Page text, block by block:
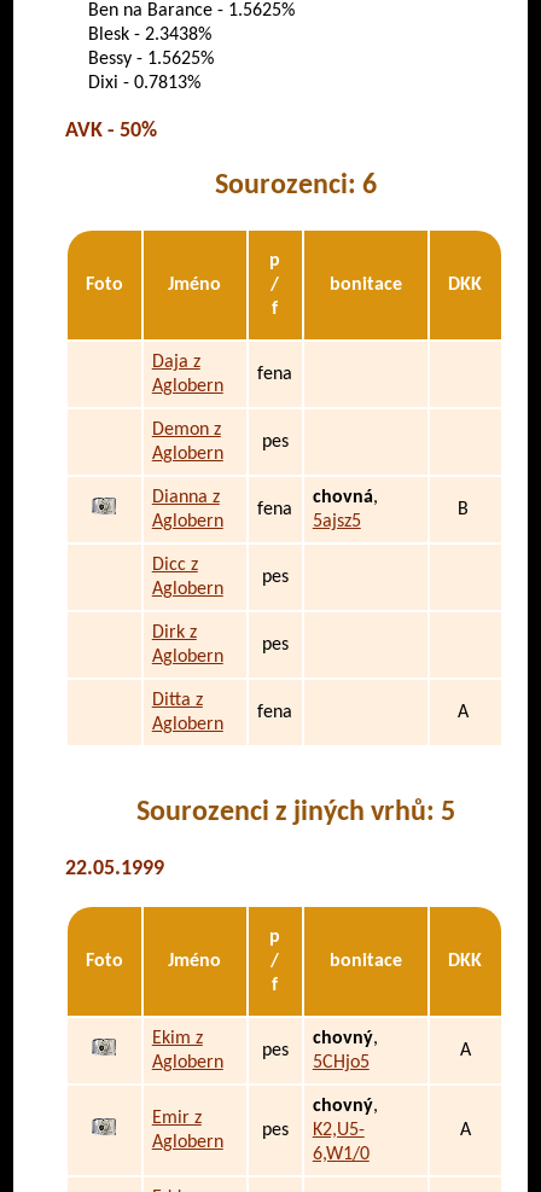
Ben na Barance - 1.5625%
Blesk - 2.3438%
Bessy - 1.5625%
Dixi - 0.7813%
AVK - 50%
Sourozenci: 6
Foto Jméno
p
/
f
bonitace DKK
Daja z
Aglobern
fena
Demon z
Aglobern
pes
Dianna z
Aglobern
fena
chovná,
5ajsz5
B
Dicc z
Aglobern
pes
Dirk z
Aglobern
pes
Ditta z
Aglobern
fena A
Sourozenci z jiných vrhů: 5
22.05.1999
Foto Jméno
p
/
f
bonitace DKK
Ekim z
Aglobern
pes
chovný,
5CHjo5
A
Emir z
Aglobern
pes
chovný,
K2,U5-
6,W1/0
A